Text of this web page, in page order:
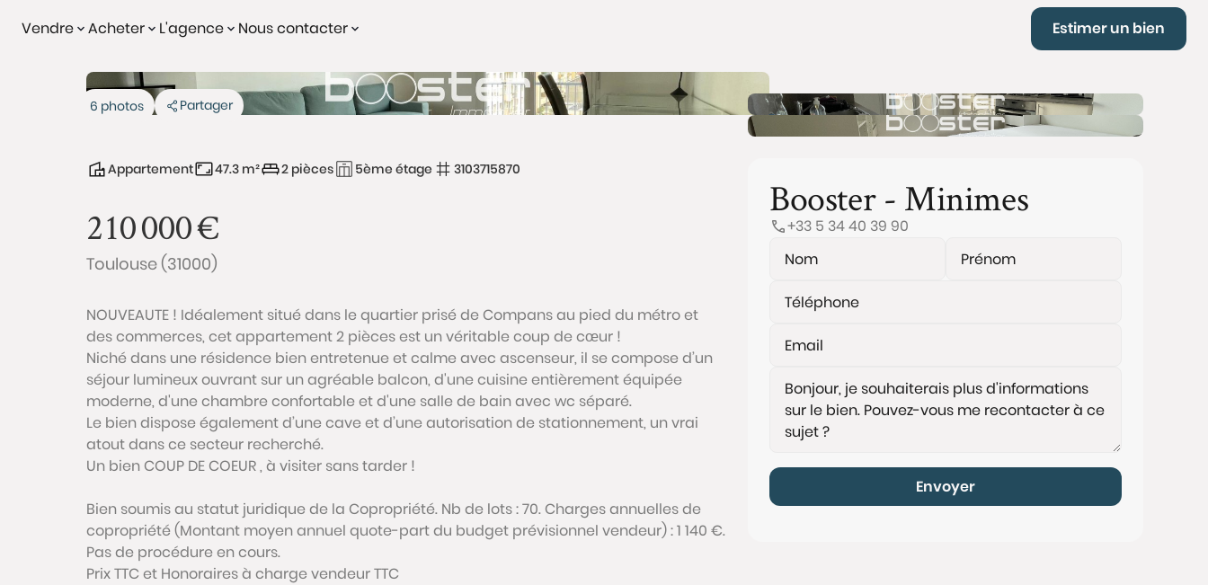
Vendre Acheter L'agence Nous contacter Estimer un bien
6 photos Partager
Appartement 47.3 m² 2 pièces 5ème étage 3103715870
210 000€
Toulouse (31000)
NOUVEAUTE ! Idéalement situé dans le quartier prisé de Compans au pied du métro et
des commerces, cet appartement 2 pièces est un véritable coup de cœur !
Niché dans une résidence bien entretenue et calme avec ascenseur, il se compose d’un
séjour lumineux ouvrant sur un agréable balcon, d'une cuisine entièrement équipée
moderne, d'une chambre confortable et d'une salle de bain avec wc séparé.
Le bien dispose également d’une cave et d’une autorisation de stationnement, un vrai
atout dans ce secteur recherché.
Un bien COUP DE COEUR , à visiter sans tarder !
Bien soumis au statut juridique de la Copropriété. Nb de lots : 70. Charges annuelles de
copropriété (Montant moyen annuel quote-part du budget prévisionnel vendeur) : 1 140 €.
Pas de procédure en cours.
Prix TTC et Honoraires à charge vendeur TTC
Booster - Minimes
+33 5 34 40 39 90
Envoyer